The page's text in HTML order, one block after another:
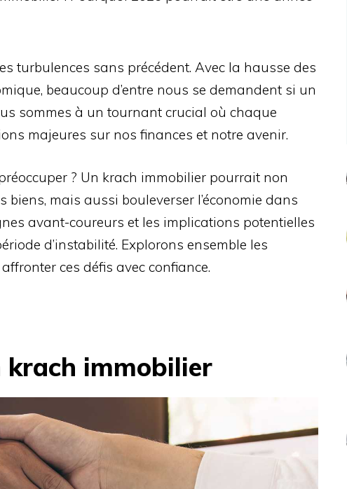
turbulences sans précédent. Avec la hausse des
beaucoup d’entre nous se demandent si un
sommes à un tournant crucial où chaque
majeures sur nos finances et notre avenir.
? Un krach immobilier pourrait non
mais aussi bouleverser l’économie dans
avant-coureurs et les implications potentielles
d’instabilité. Explorons ensemble les
ces défis avec confiance.
krach immobilier